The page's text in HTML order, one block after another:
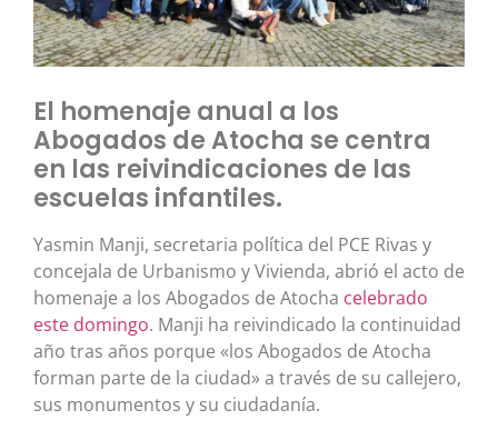
El homenaje anual a los
Abogados de Atocha se centra
en las reivindicaciones de las
escuelas infantiles.
Yasmin Manji, secretaria política del PCE Rivas y
concejala de Urbanismo y Vivienda, abrió el acto de
homenaje a los Abogados de Atocha celebrado
este domingo. Manji ha reivindicado la continuidad
año tras años porque «los Abogados de Atocha
forman parte de la ciudad» a través de su callejero,
sus monumentos y su ciudadanía.